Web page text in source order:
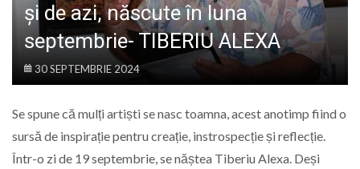
și de azi, născute în luna
septembrie- TIBERIU ALEXA
30 SEPTEMBRIE 2024
Se spune că mulți artiști se nasc toamna, acest anotimp fiind o
sursă de inspirație pentru creație, instrospecție și reflecție.
Într-o zi de 19 septembrie, se năștea Tiberiu Alexa. Deși